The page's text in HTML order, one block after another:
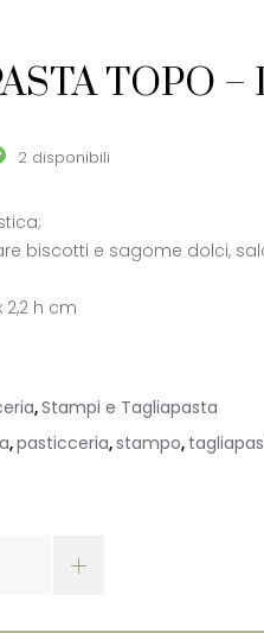
TOPO –
2 disponibili
biscotti e sagome dolci,
2,2 h cm
,Stampi e Tagliapasta
,pasticceria,stampo,